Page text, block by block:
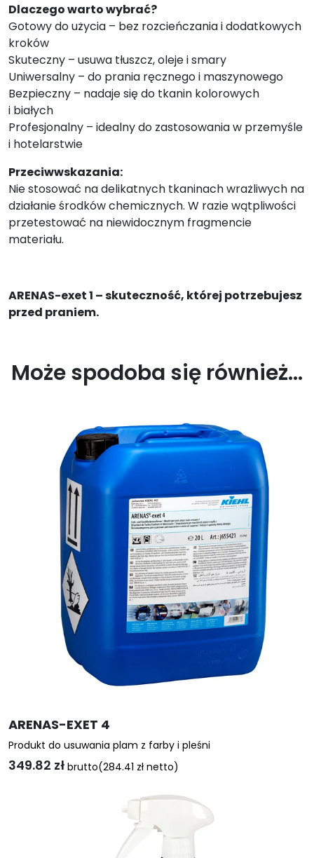
Dlaczego warto wybrać?
Gotowy do użycia – bez rozcieńczania i dodatkowych
kroków
Skuteczny – usuwa tłuszcz, oleje i smary
Uniwersalny – do prania ręcznego i maszynowego
Bezpieczny – nadaje się do tkanin kolorowych
i białych
Profesjonalny – idealny do zastosowania w przemyśle
i hotelarstwie
Przeciwwskazania:
Nie stosować na delikatnych tkaninach wrażliwych na
działanie środków chemicznych. W razie wątpliwości
przetestować na niewidocznym fragmencie
materiału.
ARENAS-exet 1 – skuteczność, której potrzebujesz
przed praniem.
Może spodoba się również…
ARENAS-EXET 4
Produkt do usuwania plam z farby i pleśni
349.82 zł brutto(284.41 zł netto)
produkt
wiele
wariantów.